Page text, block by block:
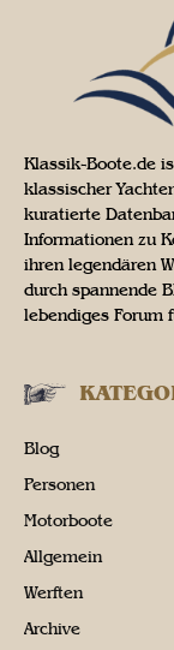
Klassik-Boote.de
klassischer
kuratierte
Informationen zu
ihren legendären
durch spannende
lebendiges Forum
Blog
Personen
Motorboote
Allgemein
Werften
Archive